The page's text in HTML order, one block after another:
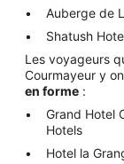
Auberge de
Shatush
Les voyageurs
Courmayeur y
en forme :
Grand Hotel
Hotels
Hotel la